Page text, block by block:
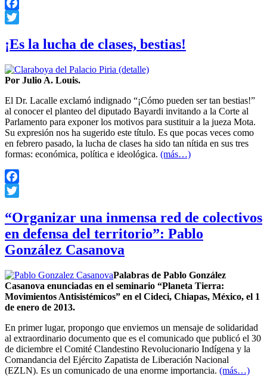
Facebook
¡Es la lucha de clases, bestias!
Por Julio A. Louis.
El Dr. Lacalle exclamó indignado “¡Cómo pueden ser tan bestias!”
al conocer el planteo del diputado Bayardi invitando a la Corte al
Parlamento para exponer los motivos para sustituir a la jueza Mota.
Su expresión nos ha sugerido este título. Es que pocas veces como
en febrero pasado, la lucha de clases ha sido tan nítida en sus tres
formas: económica, política e ideológica. (más…)
Facebook
“Organizar una inmensa red de colectivos
en defensa del territorio”: Pablo
González Casanova
Palabras de Pablo González
Casanova enunciadas en el seminario “Planeta Tierra:
Movimientos Antisistémicos” en el Cideci, Chiapas, México, el 1
de enero de 2013.
En primer lugar, propongo que enviemos un mensaje de solidaridad
al extraordinario documento que es el comunicado que publicó el 30
de diciembre el Comité Clandestino Revolucionario Indígena y la
Comandancia del Ejército Zapatista de Liberación Nacional
(EZLN). Es un comunicado de una enorme importancia. (más…)